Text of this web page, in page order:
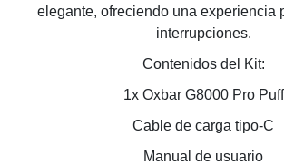
elegante, ofreciendo una experiencia
interrupciones.
Contenidos del Kit:
1x Oxbar G8000 Pro Puff
Cable de carga tipo-C
Manual de usuario